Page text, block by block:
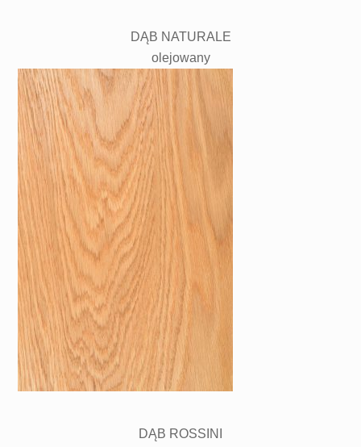
DĄB NATURALE
olejowany
DĄB ROSSINI